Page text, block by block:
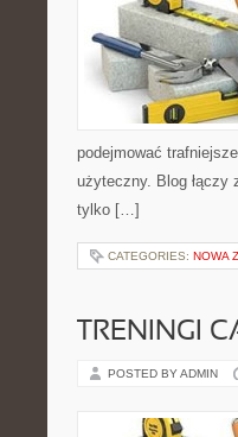
podejmować
użyteczny. Blog łączy
tylko […]
CATEGORIES: NOWA
TRENINGI
POSTED BY ADMIN